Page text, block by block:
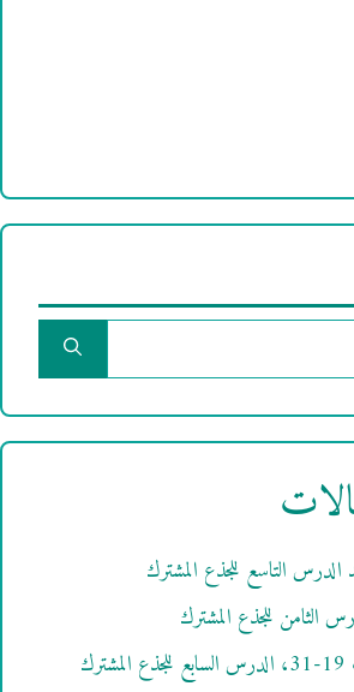
التاسع للجذع المشترك
الثامن للجذع المشترك